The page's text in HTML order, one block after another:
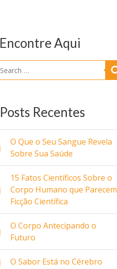
Encontre Aqui
Posts Recentes
O Que o Seu Sangue Revela
Sobre Sua Saúde
15 Fatos Científicos Sobre o
Corpo Humano que Parecem
Ficção Científica
O Corpo Antecipando o
Futuro
O Sabor Está no Cérebro